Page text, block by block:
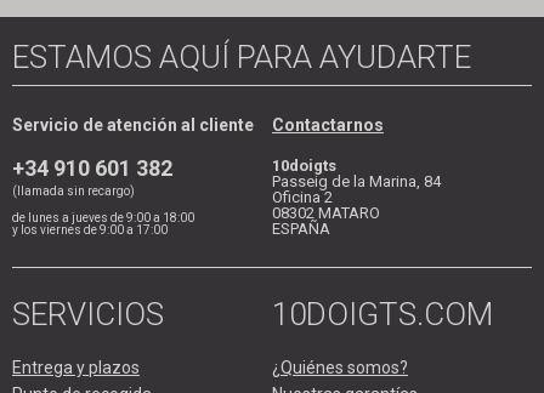
ESTAMOS AQUÍ PARA AYUDARTE
Servicio de atención al cliente
+34 910 601 382
(llamada sin recargo)
de lunes a jueves de 9:00 a 18:00
y los viernes de 9:00 a 17:00
Contactarnos
10doigts
Passeig de la Marina, 84
Oficina 2
08302 MATARO
ESPAÑA
SERVICIOS
Entrega y plazos
10DOIGTS.COM
¿Quiénes somos?